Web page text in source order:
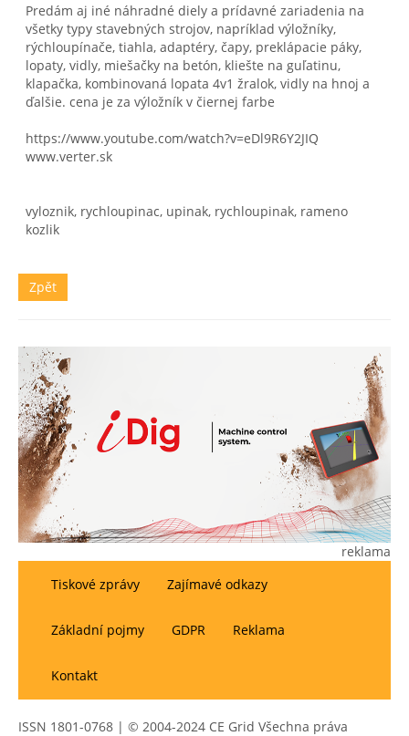
Predám aj iné náhradné diely a prídavné zariadenia na
všetky typy stavebných strojov, napríklad výložníky,
rýchloupínače, tiahla, adaptéry, čapy, preklápacie páky,
lopaty, vidly, miešačky na betón, kliešte na guľatinu,
klapačka, kombinovaná lopata 4v1 žralok, vidly na hnoj a
ďalšie. cena je za výložník v čiernej farbe
https://www.youtube.com/watch?v=eDl9R6Y2JIQ
www.verter.sk
vyloznik, rychloupinac, upinak, rychloupinak, rameno
kozlik
Zpět
reklama
Tiskové zprávy
Zajímavé odkazy
Základní pojmy GDPR Reklama
Kontakt
ISSN 1801-0768 | © 2004-2024 CE Grid Všechna práva